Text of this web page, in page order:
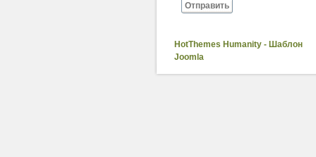
Отправить
HotThemes Humanity - Шаблон
Joomla